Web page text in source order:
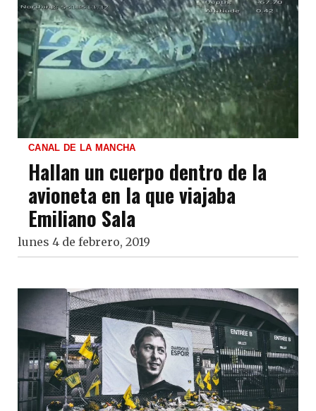
CANAL DE LA MANCHA
Hallan un cuerpo dentro de la
avioneta en la que viajaba
Emiliano Sala
lunes 4 de febrero, 2019